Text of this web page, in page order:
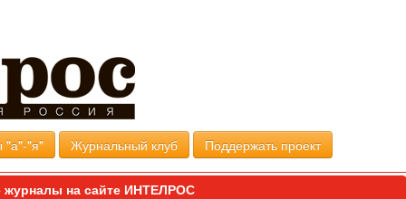
"а"-"я" Журнальный клуб Поддержать проект
журналы на сайте ИНТЕЛРОС